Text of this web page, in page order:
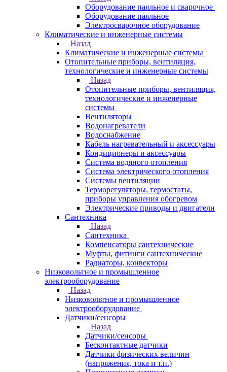
Оборудование паяльное и сварочное
Оборудование паяльное
Электросварочное оборудование
Климатические и инженерные системы
Назад
Климатические и инженерные системы
Отопительные приборы, вентиляция,
технологические и инженерные системы
Назад
Отопительные приборы, вентиляция,
технологические и инженерные
системы
Вентиляторы
Водонагреватели
Водоснабжение
Кабель нагревательный и аксессуары
Кондиционеры и аксессуары
Система водяного отопления
Система электрического отопления
Системы вентиляции
Терморегуляторы, термостаты,
приборы управления обогревом
Электрические приводы и двигатели
Сантехника
Назад
Сантехника
Компенсаторы сантехнические
Муфты, фитинги сантехнические
Радиаторы, конвекторы
Низковольтное и промышленное
электрооборудование
Назад
Низковольтное и промышленное
электрооборудование
Датчики/сенсоры
Назад
Датчики/сенсоры
Бесконтактные датчики
Датчики физических величин
(напряжения, тока и т.п.)